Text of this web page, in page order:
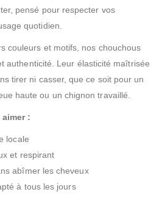
pensé pour respecter vos
quotidien.
couleurs et motifs, nos chouchous
authenticité. Leur élasticité maîtrisée
tirer ni casser, que ce soit pour un
haute ou un chignon travaillé.
:
locale
et respirant
abîmer les cheveux
à tous les jours